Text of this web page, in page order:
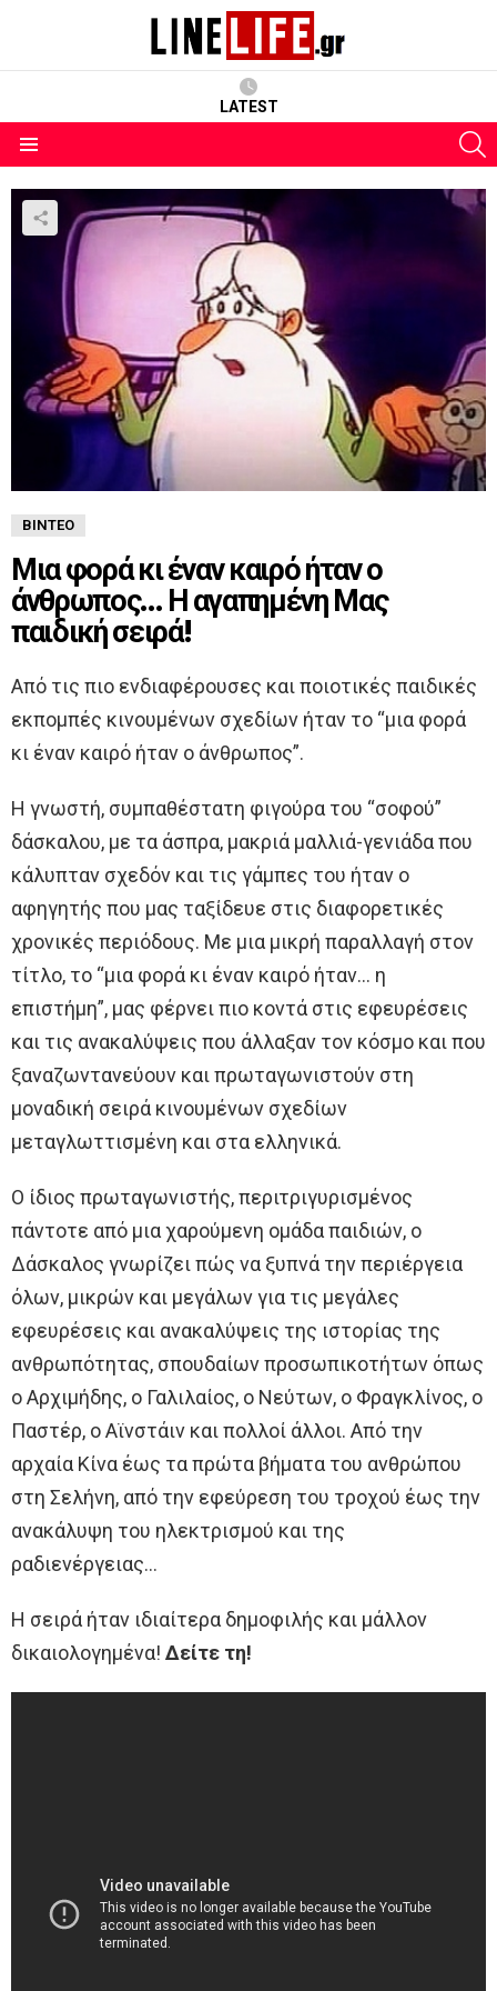
LATEST
ΒΊΝΤΕΟ
Μια φορά κι έναν καιρό ήταν ο
άνθρωπος… Η αγαπημένη Μας
παιδική σειρά!
Από τις πιο ενδιαφέρουσες και ποιοτικές παιδικές
εκπομπές κινουμένων σχεδίων ήταν το “μια φορά
κι έναν καιρό ήταν ο άνθρωπος”.
Η γνωστή, συμπαθέστατη φιγούρα του “σοφού”
δάσκαλου, με τα άσπρα, μακριά μαλλιά-γενιάδα που
κάλυπταν σχεδόν και τις γάμπες του ήταν ο
αφηγητής που μας ταξίδευε στις διαφορετικές
χρονικές περιόδους. Με μια μικρή παραλλαγή στον
τίτλο, το “μια φορά κι έναν καιρό ήταν… η
επιστήμη”, μας φέρνει πιο κοντά στις εφευρέσεις
και τις ανακαλύψεις που άλλαξαν τον κόσμο και που
ξαναζωντανεύουν και πρωταγωνιστούν στη
μοναδική σειρά κινουμένων σχεδίων
μεταγλωττισμένη και στα ελληνικά.
Ο ίδιος πρωταγωνιστής, περιτριγυρισμένος
πάντοτε από μια χαρούμενη ομάδα παιδιών, ο
Δάσκαλος γνωρίζει πώς να ξυπνά την περιέργεια
όλων, μικρών και μεγάλων για τις μεγάλες
εφευρέσεις και ανακαλύψεις της ιστορίας της
ανθρωπότητας, σπουδαίων προσωπικοτήτων όπως
ο Αρχιμήδης, ο Γαλιλαίος, ο Νεύτων, ο Φραγκλίνος, ο
Παστέρ, ο Αϊνστάιν και πολλοί άλλοι. Από την
αρχαία Κίνα έως τα πρώτα βήματα του ανθρώπου
στη Σελήνη, από την εφεύρεση του τροχού έως την
ανακάλυψη του ηλεκτρισμού και της
ραδιενέργειας…
Η σειρά ήταν ιδιαίτερα δημοφιλής και μάλλον
δικαιολογημένα! Δείτε τη!